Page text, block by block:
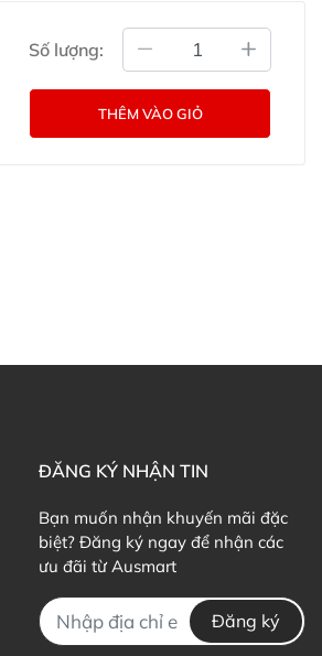
bệnh cảm sốt.
rút rota.
chứng táo bón.
Space rồi thì không nên cho ăn
Space Probiotic Powder
lúa mì, fructose, màu & hương vị
của Life Space tương đương với
được chứng minh là không bị bài
Số lượng:
THÊM VÀO GIỎ
ĐĂNG KÝ NHẬN TIN
Bạn muốn nhận khuyến mãi đặc
biệt? Đăng ký ngay để nhận các
ưu đãi từ Ausmart
Đăng ký